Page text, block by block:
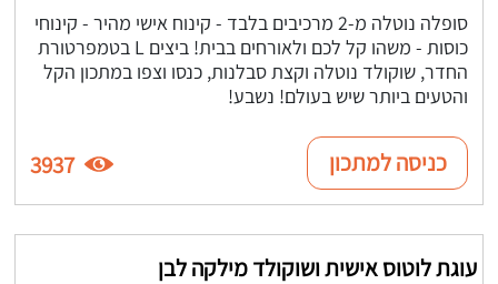
סופלה נוטלה מ-2 מרכיבים בלבד - קינוח אישי מהיר - קינוחי
כוסות - משהו קל לכם ולאורחים בבית! ביצים L בטמפרטורת
החדר, שוקולד נוטלה וקצת סבלנות, כנסו וצפו במתכון הקל
והטעים ביותר שיש בעולם! נשבע!
כניסה למתכון 3937
עוגת לוטוס אישית ושוקולד מילקה לבן